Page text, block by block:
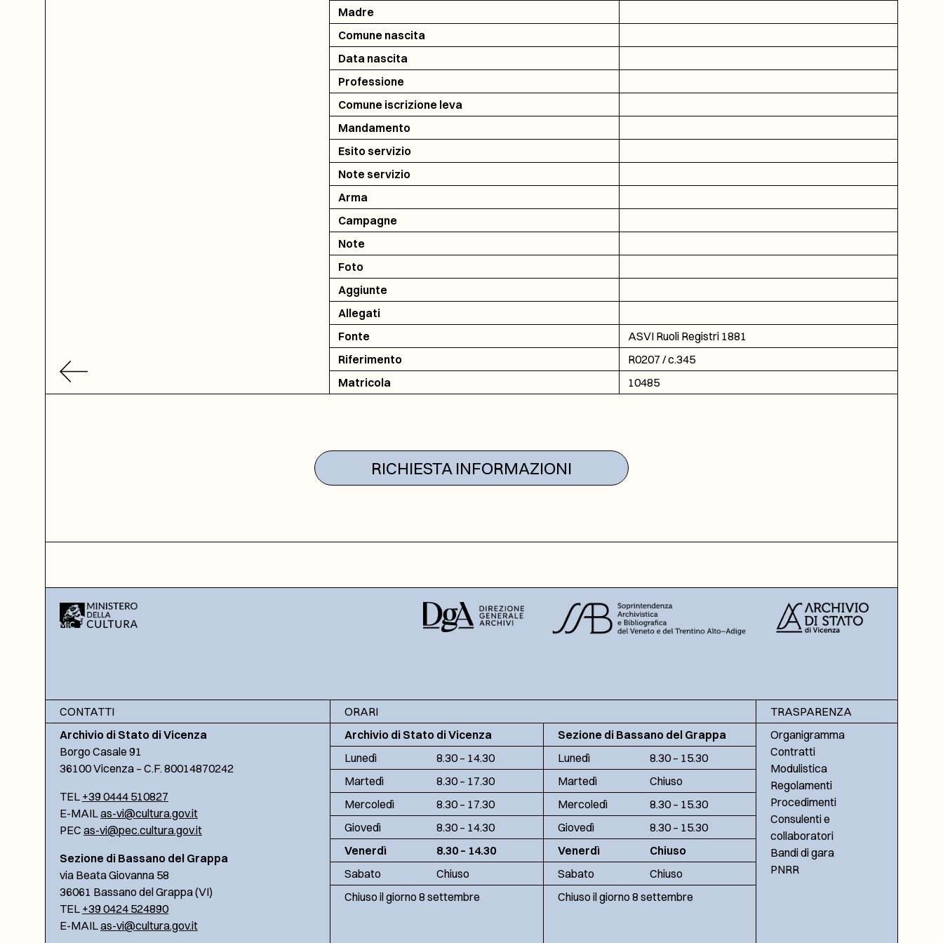
Madre
Comune nascita
Data nascita
Professione
Comune iscrizione leva
Mandamento
Esito servizio
Note servizio
Arma
Campagne
Note
Foto
Aggiunte
Allegati
Fonte
ASVI Ruoli Registri 1881
Riferimento
R0207 / c.345
Matricola
10485
RICHIESTA INFORMAZIONI
CONTATTI
Archivio di Stato di Vicenza
Borgo Casale 91
36100 Vicenza – C.F. 80014870242
TEL +39 0444 510827
E-MAILas-vi@cultura.gov.it
PEC as-vi@pec.cultura.gov.it
Sezione di Bassano del Grappa
via Beata Giovanna 58
36061 Bassano del Grappa (VI)
TEL +39 0424 524890
E-MAILas-vi@cultura.gov.it
ORARI
Archivio di Stato di Vicenza
Lunedì
8.30 – 14.30
Martedì
8.30 – 17.30
Mercoledì
8.30 – 17.30
Giovedì
8.30 – 14.30
Venerdì
8.30 – 14.30
Sabato
Chiuso
Chiuso il giorno 8 settembre
Sezione di Bassano del Grappa
Lunedì
8.30 – 15.30
Martedì
Chiuso
Mercoledì
8.30 – 15.30
Giovedì
8.30 – 15.30
Venerdì
Chiuso
Sabato
Chiuso
Chiuso il giorno 8 settembre
TRASPARENZA
Organigramma
Contratti
Modulistica
Regolamenti
Procedimenti
Consulenti e
collaboratori
Bandi di gara
PNRR